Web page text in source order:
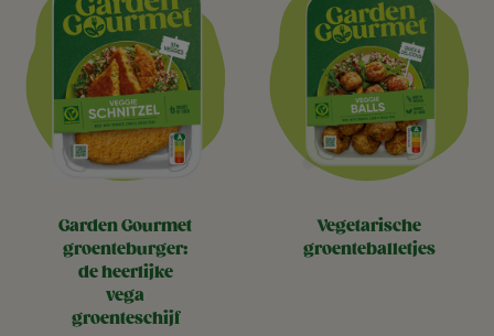
garden gourmet
groenteburger:
de heerlijke
vega
groenteschijf
vegetarische
groenteballetjes